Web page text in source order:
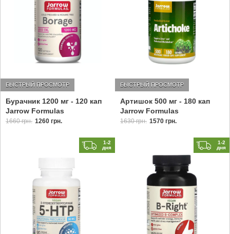
Бурачник 1200 мг - 120 кап
Jarrow Formulas
БЫСТРЫЙ ПРОСМОТР
1660 грн. 1260 грн.
Артишок 500 мг - 180 кап
Jarrow Formulas
БЫСТРЫЙ ПРОСМОТР
1630 грн. 1570 грн.
1-2
дня
1-2
дня